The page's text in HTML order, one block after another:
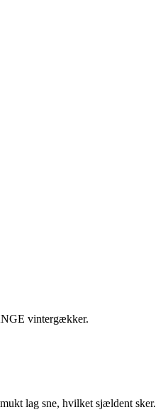
vintergækker.
lag sne, hvilket sjældent sker.